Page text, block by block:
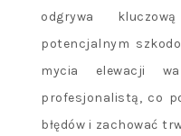
odgrywa
potencjalnym
mycia elewacji
profesjonalistą, co
błędów i zachować